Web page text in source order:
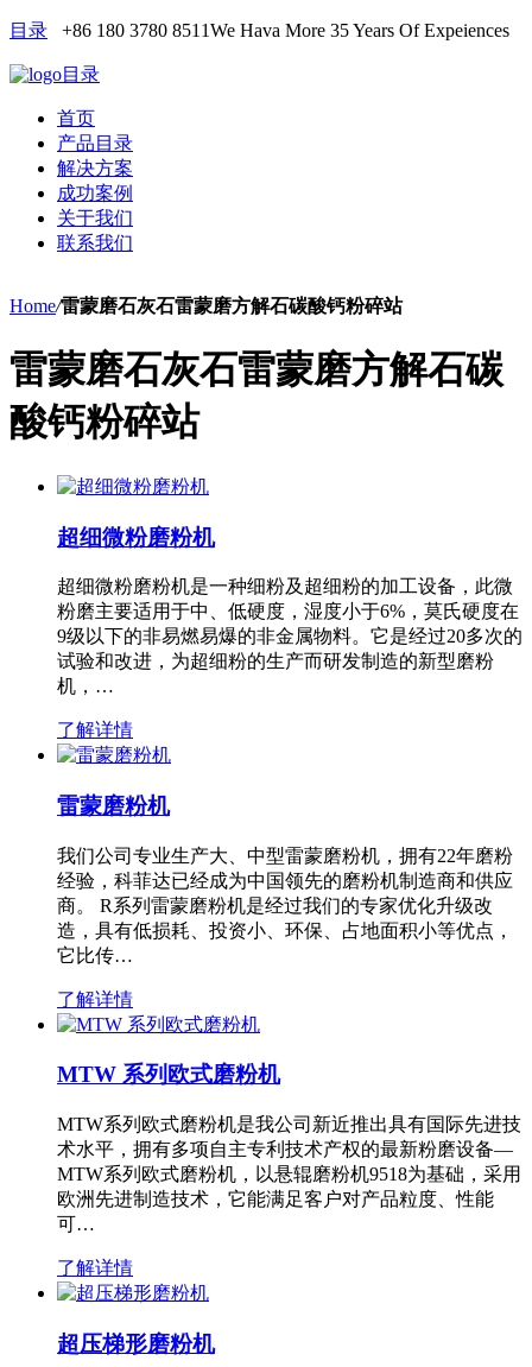
目录 +86 180 3780 8511We Hava More 35 Years Of Expeiences
目录
首页
产品目录
解决方案
成功案例
关于我们
联系我们
Home/雷蒙磨石灰石雷蒙磨方解石碳酸钙粉碎站
雷蒙磨石灰石雷蒙磨方解石碳
酸钙粉碎站
超细微粉磨粉机
超细微粉磨粉机是一种细粉及超细粉的加工设备，此微
粉磨主要适用于中、低硬度，湿度小于6%，莫氏硬度在
9级以下的非易燃易爆的非金属物料。它是经过20多次的
试验和改进，为超细粉的生产而研发制造的新型磨粉
机，…
了解详情
雷蒙磨粉机
我们公司专业生产大、中型雷蒙磨粉机，拥有22年磨粉
经验，科菲达已经成为中国领先的磨粉机制造商和供应
商。 R系列雷蒙磨粉机是经过我们的专家优化升级改
造，具有低损耗、投资小、环保、占地面积小等优点，
它比传…
了解详情
MTW 系列欧式磨粉机
MTW系列欧式磨粉机是我公司新近推出具有国际先进技
术水平，拥有多项自主专利技术产权的最新粉磨设备—
MTW系列欧式磨粉机，以悬辊磨粉机9518为基础，采用
欧洲先进制造技术，它能满足客户对产品粒度、性能
可…
了解详情
超压梯形磨粉机